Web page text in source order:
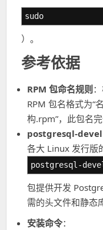
sudo
）。
参考依据
RPM 包命名规则
RPM 包名格式为“
构.rpm”，此包名完
postgresql-devel
各大 Linux 发行版
postgresql-
包提供开发
需的头文件和静态
安装命令：